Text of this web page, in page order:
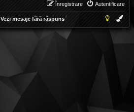
e
Autentificare
Înregistrare
Vezi mesaje fără răspuns